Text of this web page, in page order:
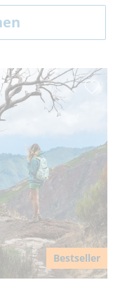
Bestseller